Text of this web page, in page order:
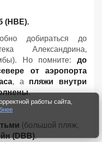
(HBE).
добираться до
Александрина,
Но помните: до
от аэропорта
, а пляжи внутри
.
(большой пляж,
(DBB)
работы сайта,